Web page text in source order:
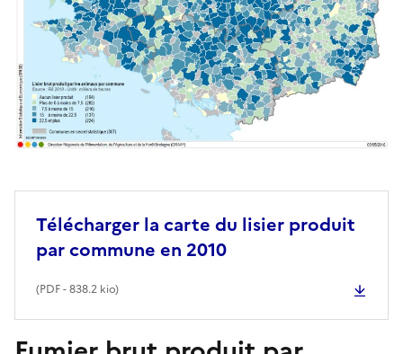
Télécharger la carte du lisier produit
par commune en 2010
(PDF- 838.2 kio)